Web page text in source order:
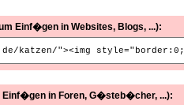
Einf�gen in Websites, Blogs, ...):
Einf�gen in Foren, G�steb�cher, ...):